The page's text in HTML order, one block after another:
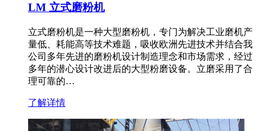
LM 立式磨粉机
立式磨粉机是一种大型磨粉机，专门为解决工业磨机产
量低、耗能高等技术难题，吸收欧洲先进技术并结合我
公司多年先进的磨粉机设计制造理念和市场需求，经过
多年的潜心设计改进后的大型粉磨设备。立磨采用了合
理可靠的…
了解详情